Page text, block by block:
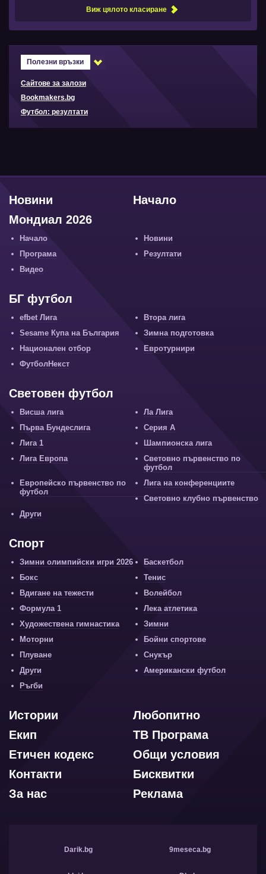
Виж цялото класиране
Полезни връзки
Сайтове за залози
Bookmakers.bg
Футбол: резултати
Начало
Новини
Мондиал 2026
Начало
Новини
Програма
Резултати
Видео
БГ футбол
efbet Лига
Втора лига
Sesame Купа на България
Зимна подготовка
Национален отбор
Евротурнири
ФутболНекст
Световен футбол
Висша лига
Ла Лига
Първа Бундеслига
Серия А
Лига 1
Шампионска лига
Лига Европа
Световно първенство по
футбол
Европейско първенство по
футбол
Лига на конференциите
Световно клубно първенство
Други
Спорт
Зимни олимпийски игри 2026
Баскетбол
Бокс
Тенис
Вдигане на тежести
Волейбол
Формула 1
Лека атлетика
Художествена гимнастика
Зимни
Моторни
Бойни спортове
Плуване
Снукър
Други
Американски футбол
Ръгби
Любопитно
Истории
ТВ Програма
Екип
Общи условия
Етичен кодекс
Бисквитки
Контакти
Реклама
За нас
Darik.bg 9meseca.bg